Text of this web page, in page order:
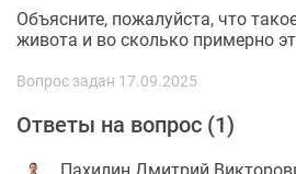
Объясните, пожалуйста, что
живота и во сколько примерно
Вопрос задан 17.09.2025
Ответы на вопрос (1)